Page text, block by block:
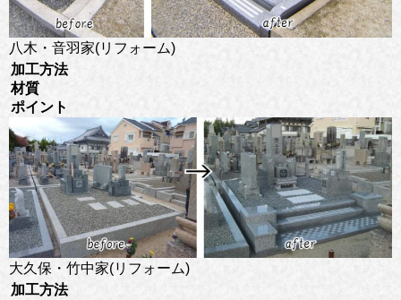
八木・音羽家(リフォーム)
加工方法
材質
ポイント
大久保・竹中家(リフォーム)
加工方法